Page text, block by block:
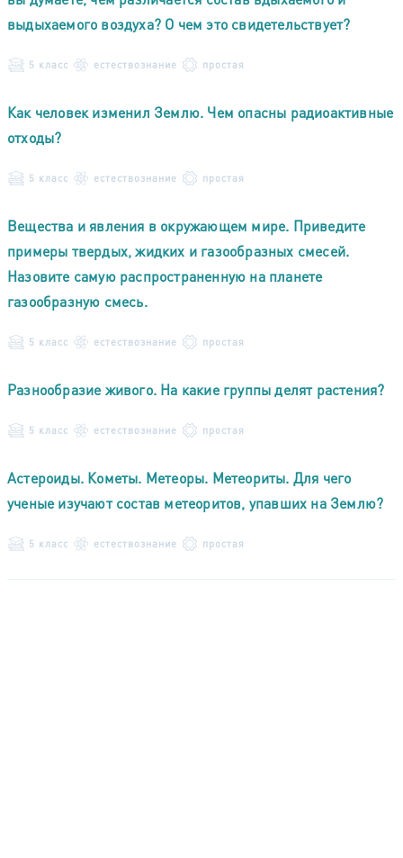
выдыхаемого воздуха? О чем это свидетельствует?
5 класс естествознание простая
Как человек изменил Землю. Чем опасны радиоактивные
отходы?
5 класс естествознание простая
Вещества и явления в окружающем мире. Приведите
примеры твердых, жидких и газообразных смесей.
Назовите самую распространенную на планете
газообразную смесь.
5 класс естествознание простая
Разнообразие живого. На какие группы делят растения?
5 класс естествознание простая
Астероиды. Кометы. Метеоры. Метеориты. Для чего
ученые изучают состав метеоритов, упавших на Землю?
5 класс естествознание простая